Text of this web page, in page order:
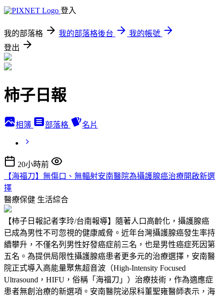
登入
我的部落格 我的部落格後台
我的帳號
登出
柿子日報
相簿 部落格 名片
20小時前
【海福刀】無傷口、無輻射安南醫院為攝護腺癌治療開啟新選
擇
醫療保健 生活綜合
【柿子日報記者李玲/台南報導】隨著人口高齡化，攝護腺癌
已成為男性不可忽視的健康威脅。近年台灣攝護腺癌發生率持
續攀升，不僅名列男性好發癌症前三名，也是男性癌症死因第
五名。為提供局限性攝護腺癌患者更多元的治療選擇，安南醫
院正式導入高能量聚焦超音波（High-Intensity Focused
Ultrasound，HIFU，俗稱「海福刀」）治療技術，作為適應症
患者無創治療的新選項。安南醫院泌尿科董聖雍醫師表示，海